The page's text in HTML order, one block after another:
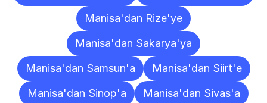
Manisa'dan Rize'ye
Manisa'dan Sakarya'ya
Manisa'dan Samsun'a
Manisa'dan Siirt'e
Manisa'dan Sinop'a
Manisa'dan Sivas'a